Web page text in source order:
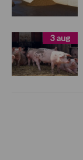
3 aug